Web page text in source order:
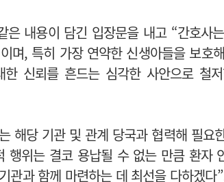
은 내용이 담긴 입장문을 내고 “간호사
며, 특히 가장 연약한 신생아들을 보호
신뢰를 흔드는 심각한 사안으로 철
해당 기관 및 관계 당국과 협력해 필요
행위는 결코 용납될 수 없는 만큼 환자
관과 함께 마련하는 데 최선을 다하겠다